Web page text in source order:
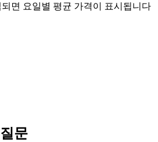
면 요일별 평균 가격이 표시됩니다
문